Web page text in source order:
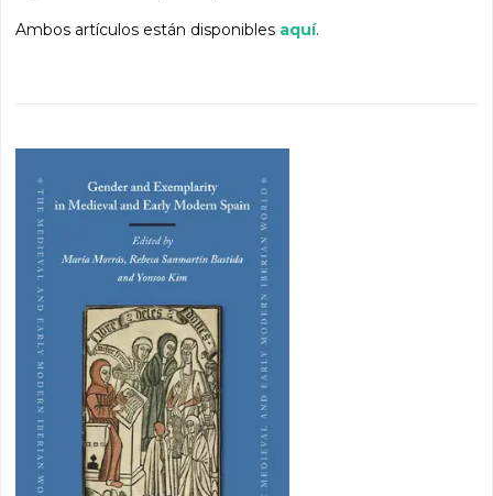
Ambos artículos están disponibles aquí.